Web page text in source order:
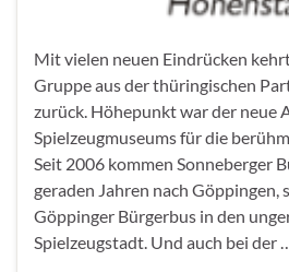
Mit vielen neuen Eindrücken
Gruppe aus der thüringischen
zurück. Höhepunkt war der neue
Spielzeugmuseums für die
Seit 2006 kommen Sonneberger
geraden Jahren nach Göppingen,
Göppinger Bürgerbus in den
Spielzeugstadt. Und auch bei der